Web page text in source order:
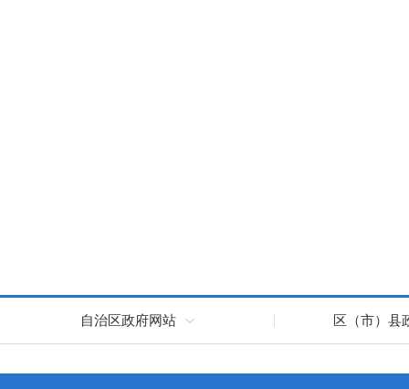
自治区政府网站 区（市）县